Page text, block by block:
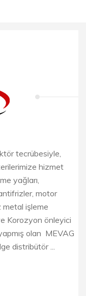
tecrübesiyle,
hizmet
yağları,
motor
metal işleme
Korozyon önleyici
olan MEVAG
distribütör ...